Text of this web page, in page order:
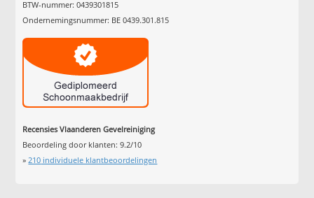
BTW-nummer: 0439301815
Ondernemingsnummer: BE 0439.301.815
Recensies Vlaanderen Gevelreiniging
Beoordeling door klanten:9.2/10
» 210 individuele klantbeoordelingen